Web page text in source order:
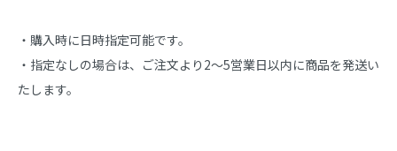
・購入時に日時指定可能です。
・指定なしの場合は、ご注文より2～5営業日以内に商品を発送い
たします。